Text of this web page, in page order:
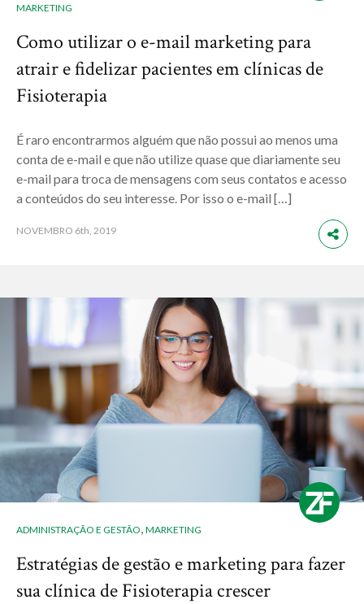
MARKETING
Como utilizar o e-mail marketing para
atrair e fidelizar pacientes em clínicas de
Fisioterapia
É raro encontrarmos alguém que não possui ao menos uma
conta de e-mail e que não utilize quase que diariamente seu
e-mail para troca de mensagens com seus contatos e acesso
a conteúdos do seu interesse. Por isso o e-mail […]
NOVEMBRO 6th, 2019
ADMINISTRAÇÃO E GESTÃO, MARKETING
Estratégias de gestão e marketing para fazer
sua clínica de Fisioterapia crescer